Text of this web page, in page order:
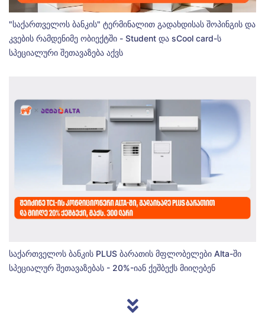
"საქართველოს ბანკის" ტერმინალით გადახდისას შოპინგის და
კვების რამდენიმე ობიექტში - Student და sCool card-ს
სპეციალური შეთავაზება აქვს
საქართველოს ბანკის PLUS ბარათის მფლობელები Alta-ში
სპეციალურ შეთავაზებას - 20%-იან ქეშბექს მიიღებენ